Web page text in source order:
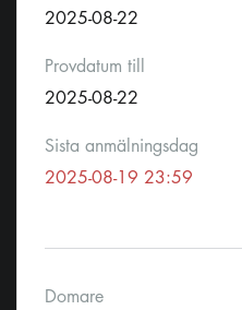
2025-08-22
Provdatum till
2025-08-22
Sista anmälningsdag
2025-08-19 23:59
Domare